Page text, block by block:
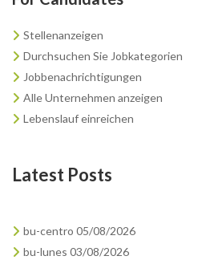
Stellenanzeigen
Durchsuchen Sie Jobkategorien
Jobbenachrichtigungen
Alle Unternehmen anzeigen
Lebenslauf einreichen
Latest Posts
bu-centro 05/08/2026
bu-lunes 03/08/2026